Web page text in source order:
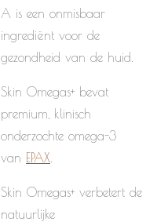
A is een onmisbaar
ingrediënt voor de
gezondheid van de huid.
Skin Omegas+ bevat
premium, klinisch
onderzochte omega-3
van EPAX
Skin Omegas+ verbetert de
natuurlijke